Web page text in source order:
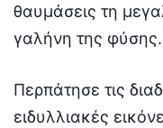
θαυμάσεις τη
γαλήνη της φύσης.
Περπάτησε τις
ειδυλλιακές